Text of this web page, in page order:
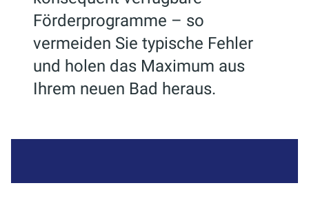
Förderprogramme – so
vermeiden Sie typische Fehler
und holen das Maximum aus
Ihrem neuen Bad heraus.